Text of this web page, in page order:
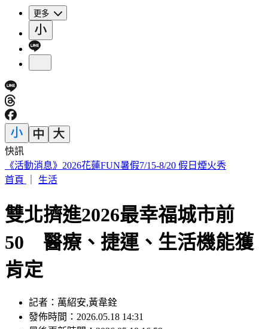
更多
快訊
英仙座流星雨將登場！當晚幾乎無月光干擾 最佳觀賞時機曝
首頁
生活
雙北擠進2026最幸福城市前
50 醫療、捷運、生活機能獲
肯定
記者：萬紹安,黃韋銓
發佈時間：2026.05.18 14:31